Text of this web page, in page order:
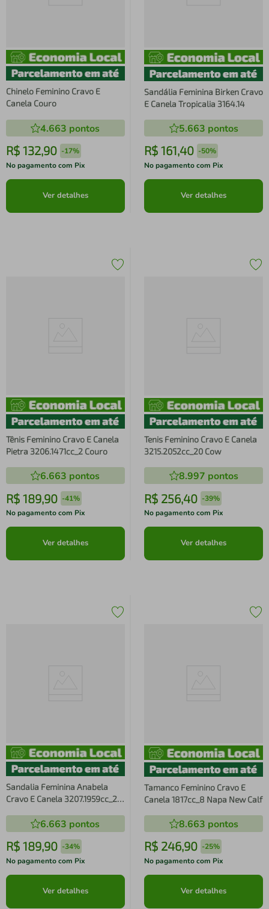
Chinelo Feminino Cravo E
Canela Couro
4.663 pontos
R$ 132,90 -17%
No pagamento com Pix
Ver detalhes
Sandália Feminina Birken Cravo
E Canela Tropicalia 3164.14
5.663 pontos
R$ 161,40 -50%
No pagamento com Pix
Ver detalhes
Tênis Feminino Cravo E Canela
Pietra 3206.1471cc_2 Couro
6.663 pontos
R$ 189,90 -41%
No pagamento com Pix
Ver detalhes
Tenis Feminino Cravo E Canela
3215.2052cc_20 Cow
8.997 pontos
R$ 256,40 -39%
No pagamento com Pix
Ver detalhes
Sandalia Feminina Anabela
Cravo E Canela 3207.1959cc_2
6.663 pontos
R$ 189,90 -34%
No pagamento com Pix
Ver detalhes
Tamanco Feminino Cravo E
Canela 1817cc_8 Napa New Calf
8.663 pontos
R$ 246,90 -25%
No pagamento com Pix
Ver detalhes